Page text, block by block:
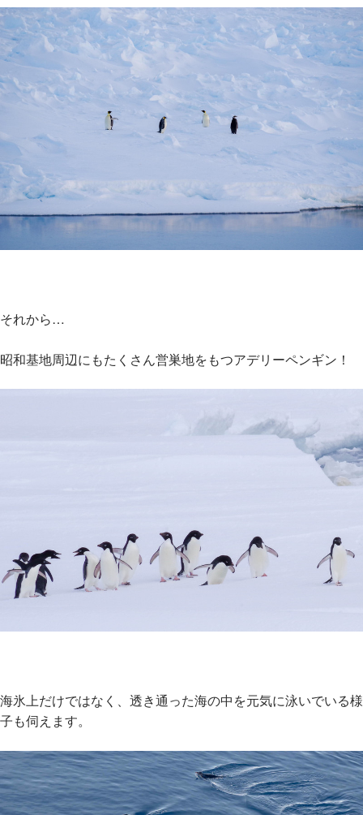
それから…
昭和基地周辺にもたくさん営巣地をもつアデリーペンギン！
海氷上だけではなく、透き通った海の中を元気に泳いでいる様
子も伺えます。